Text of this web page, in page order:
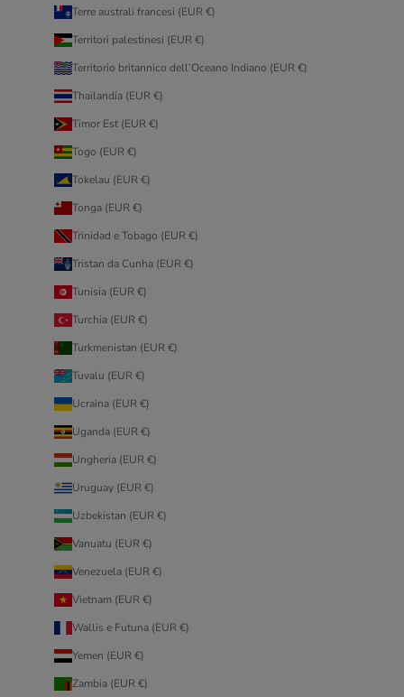
Terre australi francesi (EUR €)
Territori palestinesi (EUR €)
Territorio britannico dell’Oceano Indiano (EUR €)
Thailandia (EUR €)
Timor Est (EUR €)
Togo (EUR €)
Tokelau (EUR €)
Tonga (EUR €)
Trinidad e Tobago (EUR €)
Tristan da Cunha (EUR €)
Tunisia (EUR €)
Turchia (EUR €)
Turkmenistan (EUR €)
Tuvalu (EUR €)
Ucraina (EUR €)
Uganda (EUR €)
Ungheria (EUR €)
Uruguay (EUR €)
Uzbekistan (EUR €)
Vanuatu (EUR €)
Venezuela (EUR €)
Vietnam (EUR €)
Wallis e Futuna (EUR €)
Yemen (EUR €)
Zambia (EUR €)